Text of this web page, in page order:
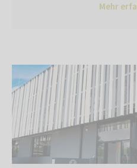
Mehr